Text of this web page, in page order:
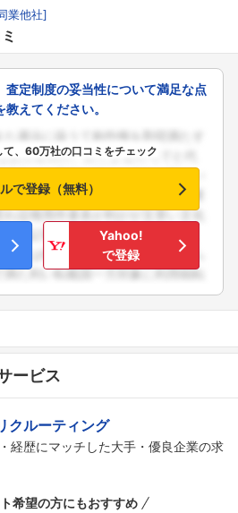
業他社]
査定制度の妥当性について満足な点
えてください。
て、60万社の口コミをチェック
で登録（無料）
Yahoo!
で登録
ービス
クルーティング
経歴にマッチした大手・優良企業の求
希望の方にもおすすめ